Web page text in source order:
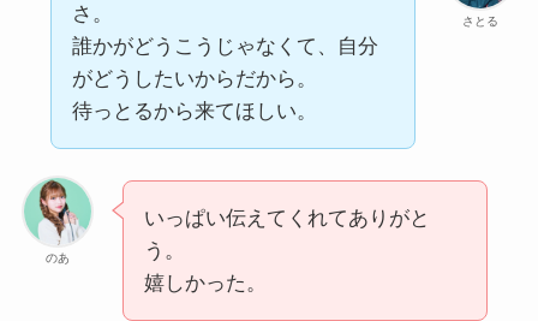
さとる
さ。
誰かがどうこうじゃなくて、自分
がどうしたいからだから。
待っとるから来てほしい。
のあ
いっぱい伝えてくれてありがと
う。
嬉しかった。